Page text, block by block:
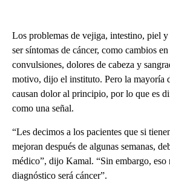
Los problemas de vejiga, intestino, piel
ser síntomas de cáncer, como cambios
convulsiones, dolores de cabeza y
motivo, dijo el instituto. Pero la mayoría
causan dolor al principio, por lo que es
como una señal.
“Les decimos a los pacientes que si
mejoran después de algunas semanas,
médico”, dijo Kamal. “Sin embargo, eso
diagnóstico será cáncer”.